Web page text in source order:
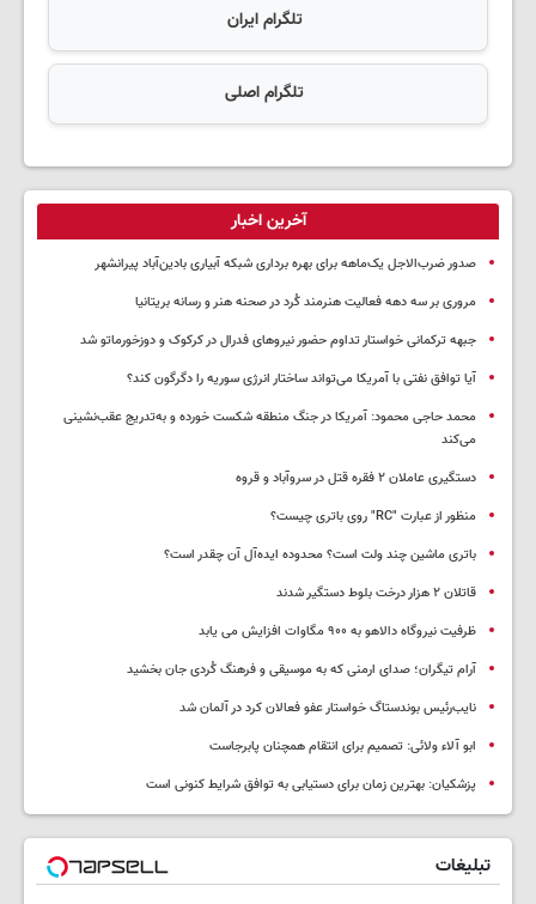
تلگرام ایران
تلگرام اصلی
آخرین اخبار
صدور ضرب‌الاجل یک‌ماهه برای بهره برداری شبکه آبیاری بادین‌آباد پیرانشهر
مروری بر سه دهه فعالیت هنرمند کُرد در صحنه هنر و رسانه بریتانیا
جبهه ترکمانی خواستار تداوم حضور نیروهای فدرال در کرکوک و دوزخورماتو شد
آیا توافق نفتی با آمریکا می‌تواند ساختار انرژی سوریه را دگرگون کند؟
محمد حاجی محمود: آمریکا در جنگ منطقه شکست خورده و به‌تدریج عقب‌نشینی
می‌کند
دستگیری عاملان ۲ فقره قتل در سروآباد و قروه
منظور از عبارت "RC" روی باتری چیست؟
باتری ماشین چند ولت است؟ محدوده ایده‌آل آن چقدر است؟
قاتلان ۲ هزار درخت بلوط دستگیر شدند
ظرفیت نیروگاه دالاهو به ۹۰۰ مگاوات افزایش می یابد
آرام تیگران؛ صدای ارمنی که به موسیقی و فرهنگ کُردی جان بخشید
نایب‌رئیس بوندستاگ خواستار عفو فعالان کرد در آلمان شد
ابو آلاء ولائی: تصمیم برای انتقام همچنان پابرجاست
پزشکیان‌: بهترین زمان برای دستیابی به توافق شرایط کنونی است
تبلیغات